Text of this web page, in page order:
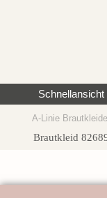
Schnellansicht
A-Linie
Brautkleid